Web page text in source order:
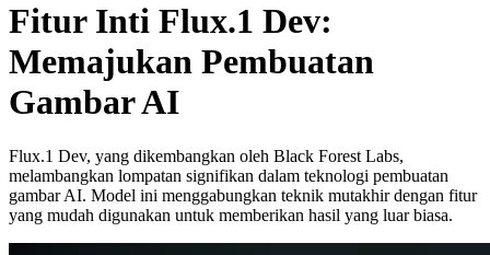
Fitur Inti Flux.1 Dev:
Memajukan Pembuatan
Gambar AI
Flux.1 Dev, yang dikembangkan oleh Black Forest Labs,
melambangkan lompatan signifikan dalam teknologi pembuatan
gambar AI. Model ini menggabungkan teknik mutakhir dengan fitur
yang mudah digunakan untuk memberikan hasil yang luar biasa.